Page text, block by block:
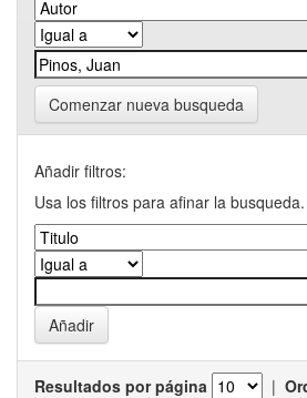
Comenzar nueva busqueda
Añadir filtros:
Usa los filtros para afinar la busqueda.
Resultados por página |